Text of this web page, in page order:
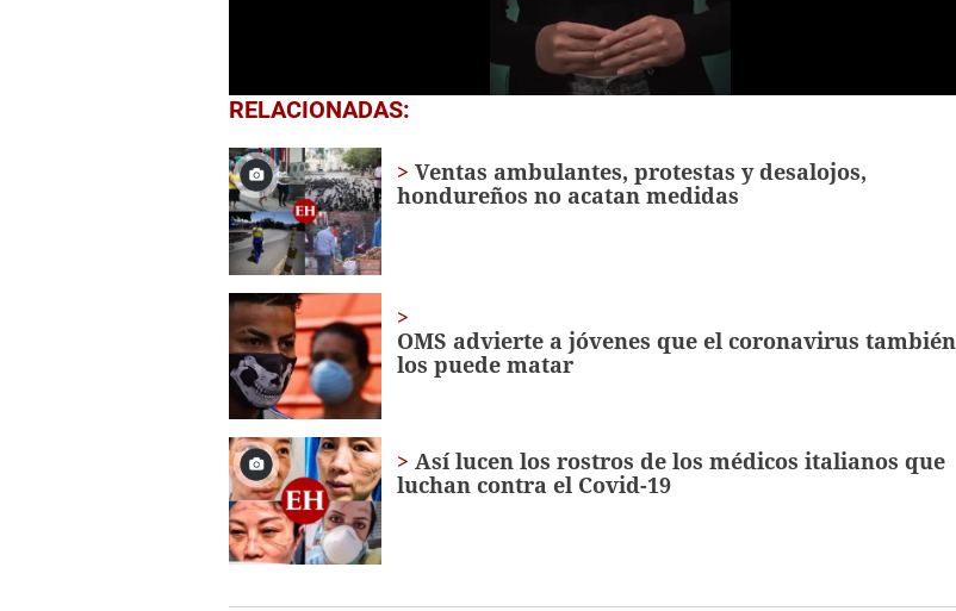
0
seconds
1
minute,
0Volume
0%
RELACIONADAS:
Ventas ambulantes, protestas y desalojos,
hondureños no acatan medidas
OMS advierte a jóvenes que el coronavirus también
los puede matar
Así lucen los rostros de los médicos italianos que
luchan contra el Covid-19